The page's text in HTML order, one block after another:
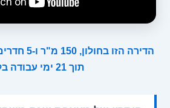
הדירה הזו
תוך 21 ימי עבודה בלבד